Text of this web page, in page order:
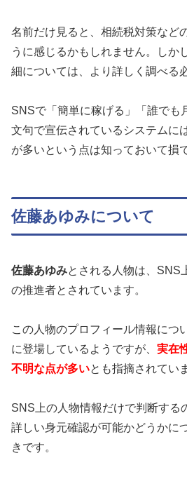
名前だけ見ると、相続税対策など
うに感じるかもしれません。しか
細については、より詳しく調べる
SNSで「簡単に稼げる」「誰でも
文句で宣伝されているシステムに
が多いという点は知っておいて損
佐藤あゆみについて
佐藤あゆみとされる人物は、SNS
の推進者とされています。
この人物のプロフィール情報につ
に登場しているようですが、 実在
不明な点が多いとも指摘されてい
SNS上の人物情報だけで判断する
詳しい身元確認が可能かどうかに
きです。